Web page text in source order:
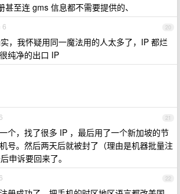
甚至连 gms 信息都不需要提供的、
20
6
，我怀疑用同一魔法用的人太多了，IP 都烂
纯净的出口 IP
21
个，找了很多 IP ，最后用了一个新加坡的节
号。然后两天后就被封了（理由是机器批量注
申诉要回来了。
22